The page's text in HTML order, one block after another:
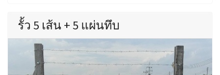
รั้ว 5 เส้น + 5 แผ่นทึบ